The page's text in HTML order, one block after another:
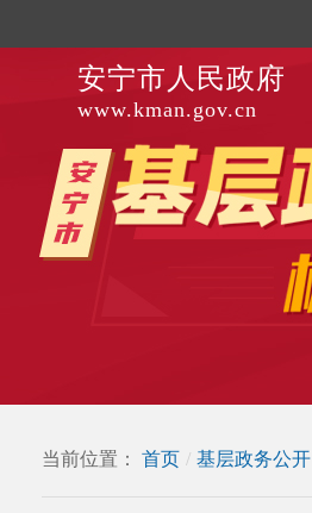
安宁市人民政府
www.kman.gov.cn
当前位置： 首页 / 基层政务公开